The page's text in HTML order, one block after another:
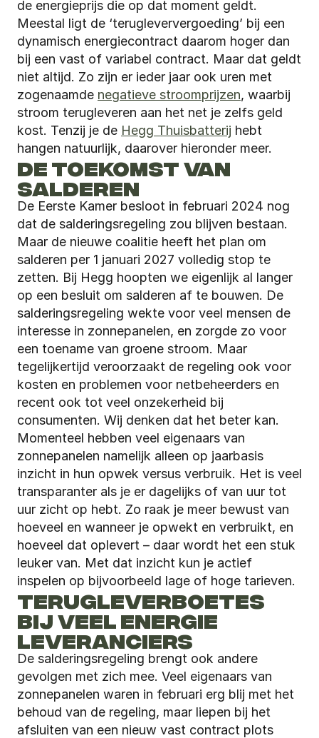
de energieprijs die op dat moment geldt.
Meestal ligt de ‘terugleververgoeding’ bij een
dynamisch energiecontract daarom hoger dan
bij een vast of variabel contract. Maar dat geldt
niet altijd. Zo zijn er ieder jaar ook uren met
zogenaamde negatieve stroomprijzen, waarbij
stroom terugleveren aan het net je zelfs geld
kost. Tenzij je de Hegg Thuisbatterij hebt
hangen natuurlijk, daarover hieronder meer.
DE TOEKOMST VAN
SALDEREN
De Eerste Kamer besloot in februari 2024 nog
dat de salderingsregeling zou blijven bestaan.
Maar de nieuwe coalitie heeft het plan om
salderen per 1 januari 2027 volledig stop te
zetten. Bij Hegg hoopten we eigenlijk al langer
op een besluit om salderen af te bouwen. De
salderingsregeling wekte voor veel mensen de
interesse in zonnepanelen, en zorgde zo voor
een toename van groene stroom. Maar
tegelijkertijd veroorzaakt de regeling ook voor
kosten en problemen voor netbeheerders en
recent ook tot veel onzekerheid bij
consumenten. Wij denken dat het beter kan.
Momenteel hebben veel eigenaars van
zonnepanelen namelijk alleen op jaarbasis
inzicht in hun opwek versus verbruik. Het is veel
transparanter als je er dagelijks of van uur tot
uur zicht op hebt. Zo raak je meer bewust van
hoeveel en wanneer je opwekt en verbruikt, en
hoeveel dat oplevert – daar wordt het een stuk
leuker van. Met dat inzicht kun je actief
inspelen op bijvoorbeeld lage of hoge tarieven.
TERUGLEVERBOETES
BIJ VEEL ENERGIE
LEVERANCIERS
De salderingsregeling brengt ook andere
gevolgen met zich mee. Veel eigenaars van
zonnepanelen waren in februari erg blij met het
behoud van de regeling, maar liepen bij het
afsluiten van een nieuw vast contract plots